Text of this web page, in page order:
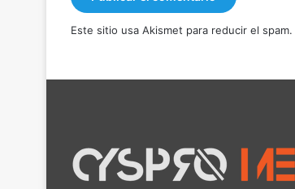
Este sitio usa Akismet para reducir el spam.